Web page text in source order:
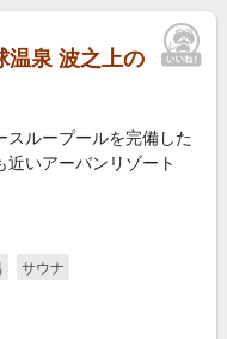
泉 波之上の
スループールを完備した
近いアーバンリゾート
サウナ